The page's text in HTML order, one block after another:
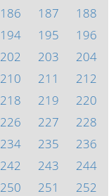
186 187
188
194 195
196
202 203
204
210 211
212
218 219
220
226 227
228
234 235
236
242 243
244
250 251
252